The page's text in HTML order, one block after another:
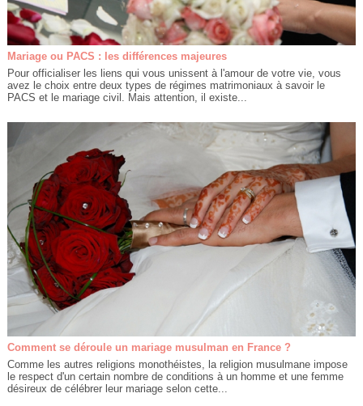
Mariage ou PACS : les différences majeures
Pour officialiser les liens qui vous unissent à l'amour de votre vie, vous
avez le choix entre deux types de régimes matrimoniaux à savoir le
PACS et le mariage civil. Mais attention, il existe...
Comment se déroule un mariage musulman en France ?
Comme les autres religions monothéistes, la religion musulmane impose
le respect d'un certain nombre de conditions à un homme et une femme
désireux de célébrer leur mariage selon cette...